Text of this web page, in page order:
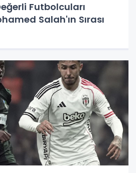
Futbolcuları
Salah'ın Sırası